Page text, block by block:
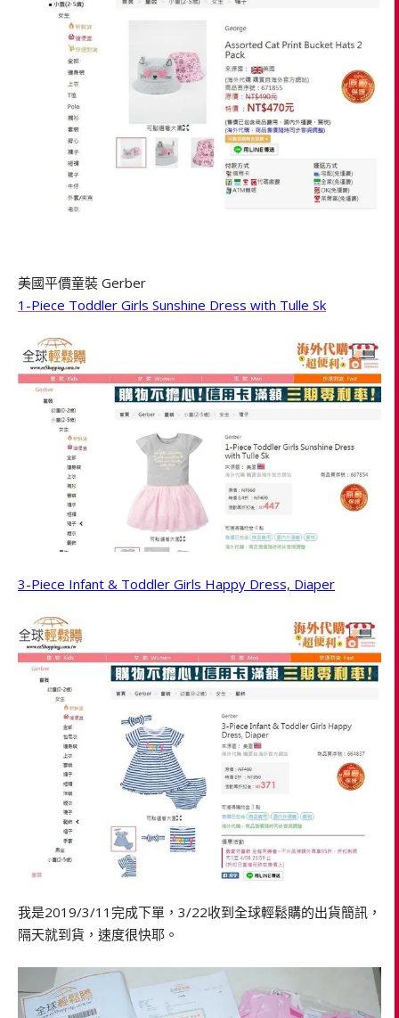
美國平價童裝 Gerber
1-Piece Toddler Girls Sunshine Dress with Tulle Sk
3-Piece Infant & Toddler Girls Happy Dress, Diaper
我是2019/3/11完成下單，3/22收到全球輕鬆購的出貨簡訊，
隔天就到貨，速度很快耶。